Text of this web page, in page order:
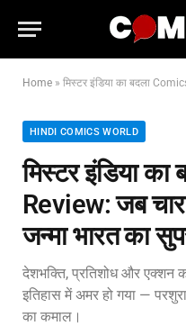
Home » मिस्टर इंडिया का बदला Comics
HINDI COMICS WORLD
मिस्टर इंडिया
Review: जब
जन्मा भारत का
देशभक्ति, प्रतिशोध और एक्शन
इतिहास में अमर हो गया —
का कमाल।